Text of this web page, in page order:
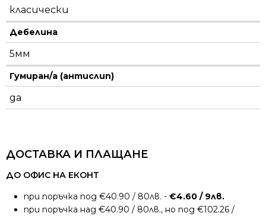
класически
Дебелина
5мм
Гумиран/а (антислип)
да
ДОСТАВКА И ПЛАЩАНЕ
ДО ОФИС НА ЕКОНТ
при поръчка под €40.90 / 80лв. - €4.60 / 9лв.
при поръчка над €40.90 / 80лв., но под €102.26 /